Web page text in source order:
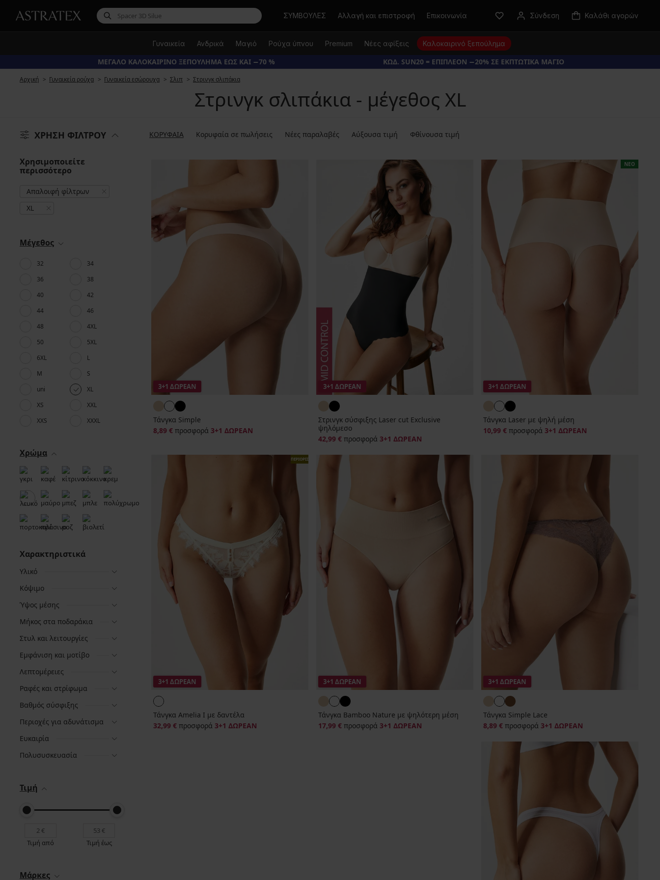
Αναζήτηση
ΣΥΜΒΟΥΛΕΣ Αλλαγή και επιστροφή Επικοινωνία Σύνδεση Καλάθι αγορών
Γυναικεία Ανδρικά Μαγιό Ρούχα ύπνου Premium Νέες αφίξεις Καλοκαιρινό ξεπούλημα
ΜΕΓΑΛΟ ΚΑΛΟΚΑΙΡΙΝΟ ΞΕΠΟΥΛΗΜΑ ΕΩΣ ΚΑΙ −70 % ΚΩΔ. SUN20 = ΕΠΙΠΛΕΟΝ −20% ΣΕ ΕΚΠΤΩΤΙΚΑ ΜΑΓΙΟ
Αρχική Γυναικεία ρούχα Γυναικεία εσώρουχα Σλιπ Στρινγκ σλιπάκια
Στρινγκ σλιπάκια - μέγεθος XL
ΧΡΗΣΗ ΦΙΛΤΡΟΥ ΚΟΡΥΦΑΙΑ Κορυφαία σε πωλήσεις Νέες παραλαβές Αύξουσα τιμή Φθίνουσα τιμή
Χρησιμοποιείτε
περισσότερο
Απαλοιφή φίλτρων
XL
Μέγεθος
32
34
36
38
40
42
44
46
48
4XL
50
5XL
6XL
L
M
S
uni
XL
XS
XXL
XXS
XXXL
Χρώμα
Χαρακτηριστικά
Υλικό
Κόψιμο
Ύψος μέσης
Μήκος στα ποδαράκια
Στυλ και λειτουργίες
Εμφάνιση και μοτίβο
Λεπτομέρειες
Ραφές και στρίφωμα
Βαθμός σύσφιξης
Περιοχές για αδυνάτισμα
Ευκαιρία
Πολυσυσκευασία
Τιμή
Τιμή από Τιμή έως
Μάρκες
3+1 ΔΩΡΕΑΝ
Τάνγκα Simple
8,89 € προσφορά 3+1 ΔΩΡΕΑΝ
3+1 ΔΩΡΕΑΝ
Στρινγκ σύσφιξης Laser cut Exclusive
ψηλόμεσο
42,99 € προσφορά 3+1 ΔΩΡΕΑΝ
ΝΕΟ
3+1 ΔΩΡΕΑΝ
Τάνγκα Laser με ψηλή μέση
10,99 € προσφορά 3+1 ΔΩΡΕΑΝ
ΠΕΡΙΟΡΙΣΜΕΝΑ
3+1 ΔΩΡΕΑΝ
Τάνγκα Amelia I με δαντέλα
32,99 € προσφορά 3+1 ΔΩΡΕΑΝ
3+1 ΔΩΡΕΑΝ
Τάνγκα Bamboo Nature με ψηλότερη μέση
17,99 € προσφορά 3+1 ΔΩΡΕΑΝ
3+1 ΔΩΡΕΑΝ
Τάνγκα Simple Lace
8,89 € προσφορά 3+1 ΔΩΡΕΑΝ